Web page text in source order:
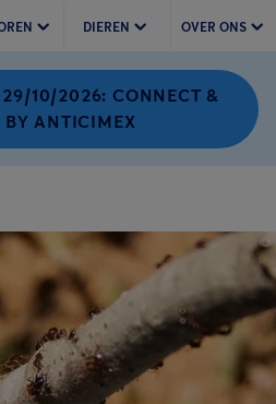
DIEREN OVER ONS
29/10/2026: CONNECT &
BY ANTICIMEX